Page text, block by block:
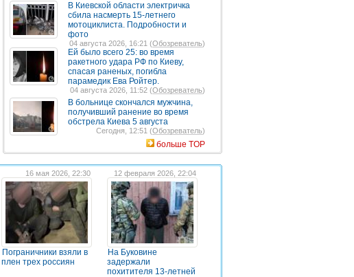
В Киевской области электричка
сбила насмерть 15-летнего
мотоциклиста. Подробности и
фото
04 августа 2026, 16:21 (Обозреватель)
Ей было всего 25: во время
ракетного удара РФ по Киеву,
спасая раненых, погибла
парамедик Ева Ройтер.
04 августа 2026, 11:52 (Обозреватель)
В больнице скончался мужчина,
получивший ранение во время
обстрела Киева 5 августа
Сегодня, 12:51 (Обозреватель)
больше TOP
16 мая 2026, 22:30
Пограничники взяли в
плен трех россиян
12 февраля 2026, 22:04
На Буковине
задержали
похитителя 13-летней